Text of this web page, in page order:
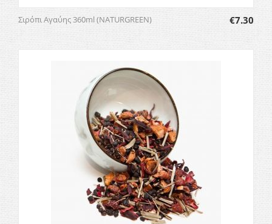
Σιρόπι Αγαύης 360ml (NATURGREEN) €7.30